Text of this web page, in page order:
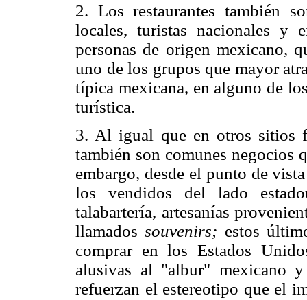
2. Los restaurantes también
locales, turistas nacionales y
personas de origen mexicano,
uno de los grupos que mayor
típica mexicana, en alguno de
turística.
3. Al igual que en otros sitios
también son comunes negocios
embargo, desde el punto de
los vendidos del lado
talabartería, artesanías
llamadossouvenirs; estos
comprar en los Estados
alusivas al "albur" mexicano
refuerzan el estereotipo que el